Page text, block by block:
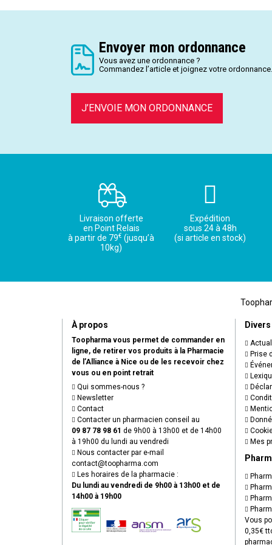
Envoyer mon ordonnance
Vous avez une ordonnance ?
Commandez l’article et joignez votre ordonnance.
J’ENVOIE MON ORDONNANCE
Livraison offerte
en Point Relais
à partir de 79€ (jusqu’à
10kg)
Expédition
sous 24 à 48h
(si article en stock)
À propos
Toopharma vous permet de commander en
ligne, de retirer vos produits à la Pharmacie
de l’Alliance à Nice ou de les recevoir chez
vous ou en point retrait
Qui sommes-nous ?
Newsletter
Contact
Contacter un pharmacien conseil au
09 87 78 98 61 de 9h00 à 13h00 et de 14h00
à 19h00 du lundi au vendredi
Nous contacter par e-mail
contact@toopharma.com
Les horaires de la pharmacie :
Du lundi au vendredi de 9h00 à 13h00 et de
14h00 à 19h00
Divers
Prise
Mes
Vous
0,35€